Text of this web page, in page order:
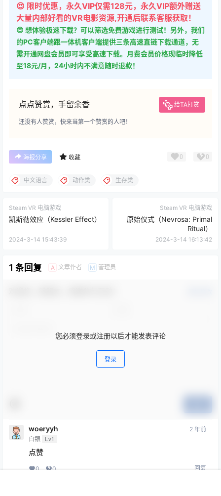
😍 限时优惠，永久VIP仅需128元，永久VIP额外赠送
大量内部好看的VR电影资源,开通后联系客服获取！
😍 想体验极速下载？可以筛选免费游戏进行测试！另外，我们
的PC客户端跟一体机客户端提供三条高速直链下载通道，无
需开通网盘会员即可享受高速下载。月费会员价格现临时降低
至18元/月，24小时内不满意随时退款！
点点赞赏，手留余香 给TA打赏
还没有人赞赏，快来当第一个赞赏的人吧！
海报分享 收藏 0 0
中文语言 动作类 生存类
Steam VR 电脑游戏
凯斯勒效应（Kessler Effect）
2024-3-14 15:43:39
Steam VR 电脑游戏
原始仪式（Nevrosa: Primal
Ritual）
2024-3-14 16:13:42
1 条回复 A 文章作者 M 管理员
您必须登录或注册以后才能发表评论
登录
woeryyh
白银 Lv1
2 年前
点赞
0 0 回复